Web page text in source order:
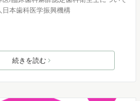
日本歯科医学振興機構
続きを読む